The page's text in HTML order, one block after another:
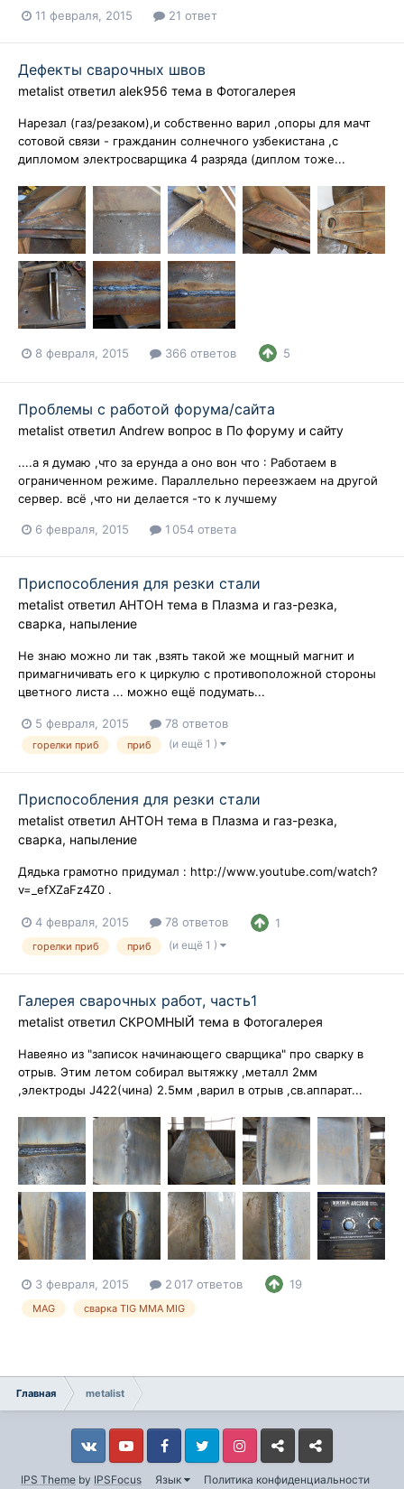
11 февраля, 2015 21 ответ
Дефекты сварочных швов
metalist ответил alek956 тема в Фотогалерея
Нарезал (газ/резаком),и собственно варил ,опоры для мачт
сотовой связи - гражданин солнечного узбекистана ,с
дипломом электросварщика 4 разряда (диплом тоже...
8 февраля, 2015 366 ответов 5
Проблемы с работой форума/сайта
metalist ответил Andrew вопрос в По форуму и сайту
....а я думаю ,что за ерунда а оно вон что : Работаем в
ограниченном режиме. Параллельно переезжаем на другой
сервер. всё ,что ни делается -то к лучшему
6 февраля, 2015 1 054 ответа
Приспособления для резки стали
metalist ответил АНТОН тема в Плазма и газ-резка,
сварка, напыление
Не знаю можно ли так ,взять такой же мощный магнит и
примагничивать его к циркулю с противоположной стороны
цветного листа ... можно ещё подумать...
5 февраля, 2015 78 ответов
горелки приб приб (и ещё 1 )
Приспособления для резки стали
metalist ответил АНТОН тема в Плазма и газ-резка,
сварка, напыление
Дядька грамотно придумал : http://www.youtube.com/watch?
v=_efXZaFz4Z0 .
4 февраля, 2015 78 ответов 1
горелки приб приб (и ещё 1 )
Галерея сварочных работ, часть1
metalist ответил СКРОМНЫЙ тема в Фотогалерея
Навеяно из "записок начинающего сварщика" про сварку в
отрыв. Этим летом собирал вытяжку ,металл 2мм
,электроды J422(чина) 2.5мм ,варил в отрыв ,св.аппарат...
3 февраля, 2015 2 017 ответов 19
MAG сварка TIG ММА MIG
Главная metalist
IPS Theme by IPSFocus Язык
Политика конфиденциальности
VkontakteYouTube FacebookTwitter InstagramLivejournalOdnoklassniki